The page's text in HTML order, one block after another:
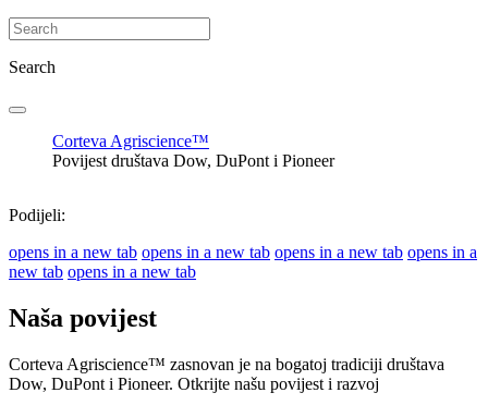
Search
Corteva Agriscience™
Povijest društava Dow, DuPont i Pioneer
Podijeli:
opens in a new tab opens in a new tab opens in a new tab opens in a
new tab opens in a new tab
Naša povijest
Corteva Agriscience™ zasnovan je na bogatoj tradiciji društava
Dow, DuPont i Pioneer. Otkrijte našu povijest i razvoj